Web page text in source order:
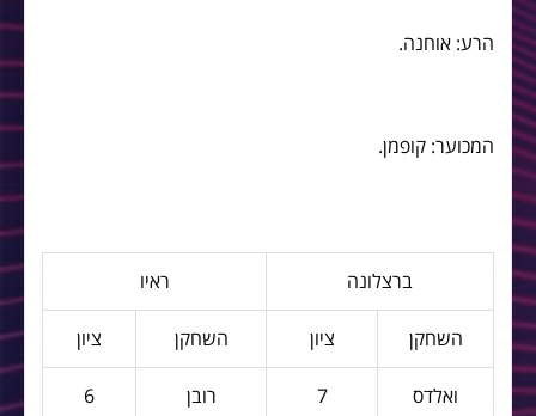
הרע: אוחנה.
המכוער: קופמן.
ברצלונה ראיו
השחקן ציון השחקן ציון
ואלדס 7 רובן 6